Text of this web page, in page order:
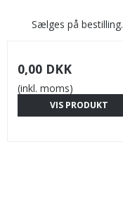
Sælges på bestilling.
0,00 DKK
(inkl. moms)
VIS PRODUKT